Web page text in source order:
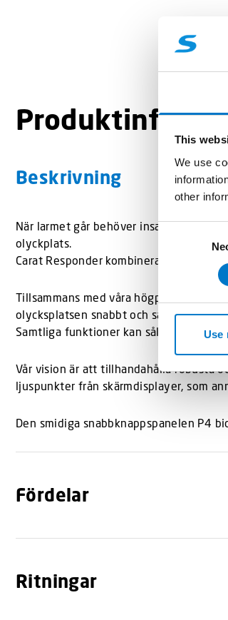
This
We use
other
C
n
e
n
e
l
i
Use
Beskrivning
När larmet går behöver insatsen ske
olyckplats.
Carat Responder kombinerar
Tillsammans med våra högpresterande
olycksplatsen snabbt och säkert.
Samtliga funktioner kan således
Vår vision är att tillhandahålla robusta
ljuspunkter från skärmdisplayer, som
Den smidiga snabbknappspanelen P4
Fördelar
Ritningar